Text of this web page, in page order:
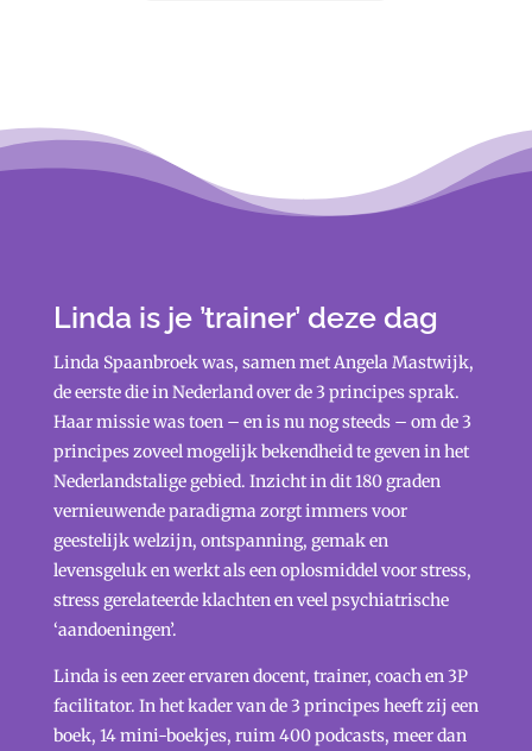
Linda is je ’trainer’ deze dag
Linda Spaanbroek was, samen met Angela Mastwijk,
de eerste die in Nederland over de 3 principes sprak.
Haar missie was toen – en is nu nog steeds – om de 3
principes zoveel mogelijk bekendheid te geven in het
Nederlandstalige gebied. Inzicht in dit 180 graden
vernieuwende paradigma zorgt immers voor
geestelijk welzijn, ontspanning, gemak en
levensgeluk en werkt als een oplosmiddel voor stress,
stress gerelateerde klachten en veel psychiatrische
‘aandoeningen’.
Linda is een zeer ervaren docent, trainer, coach en 3P
facilitator. In het kader van de 3 principes heeft zij een
boek, 14 mini-boekjes, ruim 400 podcasts, meer dan